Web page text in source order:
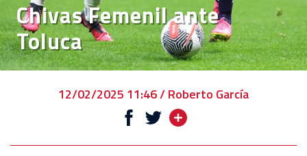
VENTA
DE
BOLETOS
CHIVABONOS
Chivas Femenil ante
Toluca
12/02/2025 11:46 / Roberto García